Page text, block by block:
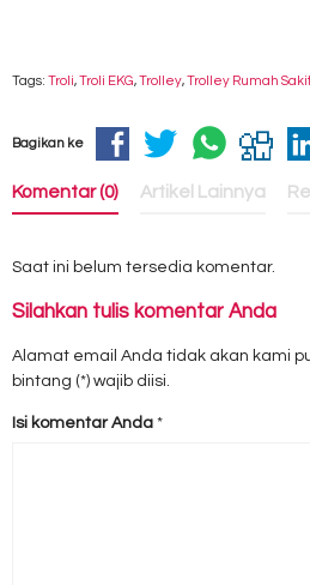
Tags: Troli,Troli EKG,Trolley,Trolley Rumah Sakit
Bagikan ke
Komentar (0) Artikel Lainnya
Saat ini belum tersedia komentar.
Silahkan tulis komentar Anda
Alamat email Anda tidak akan kami
bintang (*) wajib diisi.
Isi komentar Anda *